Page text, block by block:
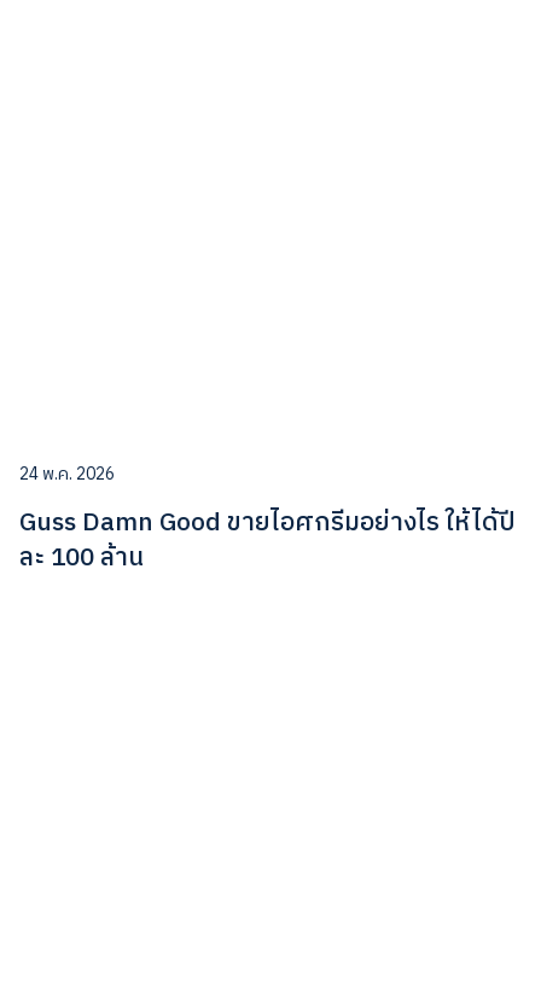
24 พ.ค. 2026
Guss Damn Good ขายไอศกรีมอย่างไร ให้ได้ปี
ละ 100 ล้าน